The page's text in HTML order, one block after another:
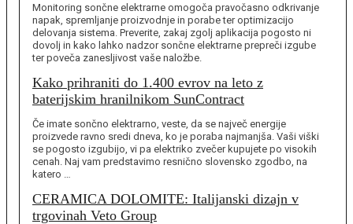
Monitoring sončne elektrarne omogoča pravočasno odkrivanje
napak, spremljanje proizvodnje in porabe ter optimizacijo
delovanja sistema. Preverite, zakaj zgolj aplikacija pogosto ni
dovolj in kako lahko nadzor sončne elektrarne prepreči izgube
ter poveča zanesljivost vaše naložbe.
Kako prihraniti do 1.400 evrov na leto z
baterijskim hranilnikom SunContract
Če imate sončno elektrarno, veste, da se največ energije
proizvede ravno sredi dneva, ko je poraba najmanjša. Vaši viški
se pogosto izgubijo, vi pa elektriko zvečer kupujete po visokih
cenah. Naj vam predstavimo resnično slovensko zgodbo, na
katero …
CERAMICA DOLOMITE: Italijanski dizajn v
trgovinah Veto Group